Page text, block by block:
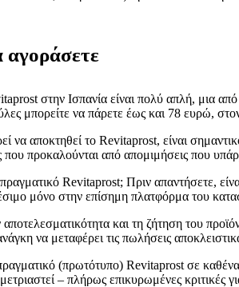
αγοράσετε
στην Ισπανία είναι πολύ απλή, μια
μπορείτε να πάρετε έως και 78 ευρώ,
να αποκτηθεί το Revitaprost, είναι
που προκαλούνται από απομιμήσεις που
Revitaprost; Πριν απαντήσετε,
μόνο στην επίσημη πλατφόρμα του
αποτελεσματικότητα και τη ζήτηση του
να μεταφέρει τις πωλήσεις
(πρωτότυπο) Revitaprost σε
– πλήρως επικυρωμένες κριτικές